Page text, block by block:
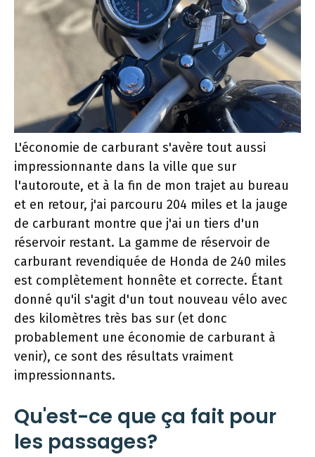
L'économie de carburant s'avère tout aussi
impressionnante dans la ville que sur
l'autoroute, et à la fin de mon trajet au bureau
et en retour, j'ai parcouru 204 miles et la jauge
de carburant montre que j'ai un tiers d'un
réservoir restant. La gamme de réservoir de
carburant revendiquée de Honda de 240 miles
est complètement honnête et correcte. Étant
donné qu'il s'agit d'un tout nouveau vélo avec
des kilomètres très bas sur (et donc
probablement une économie de carburant à
venir), ce sont des résultats vraiment
impressionnants.
Qu'est-ce que ça fait pour
les passages?